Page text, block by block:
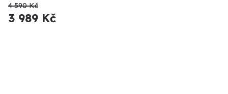
4 590 Kč
3 989 Kč